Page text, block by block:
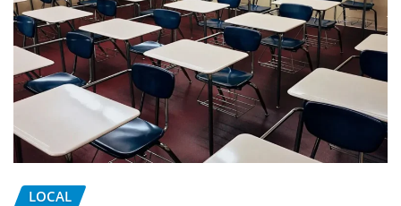
LOCAL